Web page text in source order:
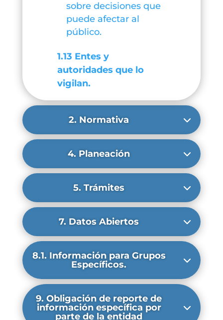
sobre decisiones que
puede afectar al
público.
1.13 Entes y
autoridades que lo
vigilan.
2. Normativa
4. Planeación
5. Trámites
7. Datos Abiertos
8.1. Información para Grupos
Específicos.
9. Obligación de reporte de
información específica por
parte de la entidad